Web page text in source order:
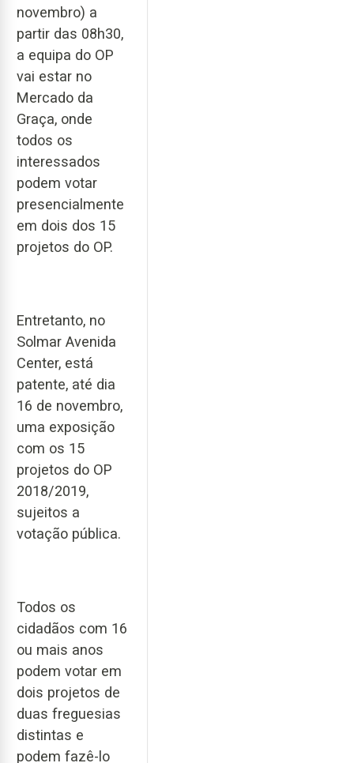
novembro) a
partir das 08h30,
a equipa do OP
vai estar no
Mercado da
Graça, onde
todos os
interessados
podem votar
presencialmente
em dois dos 15
projetos do OP.
Entretanto, no
Solmar Avenida
Center, está
patente, até dia
16 de novembro,
uma exposição
com os 15
projetos do OP
2018/2019,
sujeitos a
votação pública.
Todos os
cidadãos com 16
ou mais anos
podem votar em
dois projetos de
duas freguesias
distintas e
podem fazê-lo